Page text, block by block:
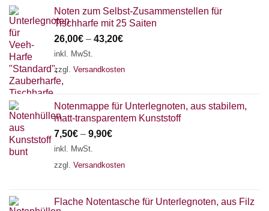
Noten zum Selbst-Zusammenstellen für
Tischharfe mit 25 Saiten
26,00€ – 43,20€
inkl. MwSt.
zzgl. Versandkosten
Notenmappe für Unterlegnoten, aus stabilem,
matt-transparentem Kunststoff
7,50€ – 9,90€
inkl. MwSt.
zzgl. Versandkosten
Flache Notentasche für Unterlegnoten, aus Filz